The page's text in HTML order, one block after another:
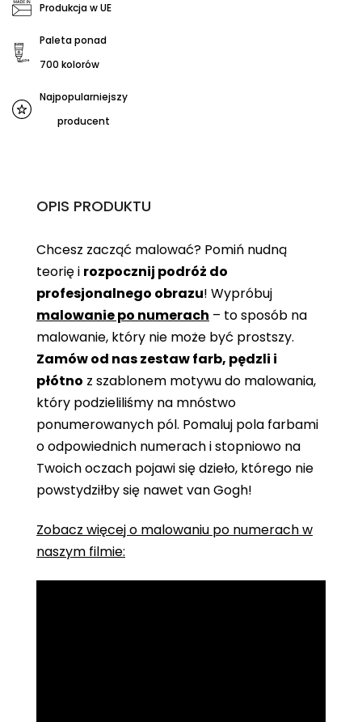
Produkcja w UE
Paleta ponad
700 kolorów
Najpopularniejszy
producent
OPIS PRODUKTU
Chcesz zacząć malować? Pomiń nudną
teorię i rozpocznij podróż do
profesjonalnego obrazu! Wypróbuj
malowanie po numerach – to sposób na
malowanie, który nie może być prostszy.
Zamów od nas zestaw farb, pędzli i
płótno z szablonem motywu do malowania,
który podzieliliśmy na mnóstwo
ponumerowanych pól. Pomaluj pola farbami
o odpowiednich numerach i stopniowo na
Twoich oczach pojawi się dzieło, którego nie
powstydziłby się nawet van Gogh!
Zobacz więcej o malowaniu po numerach w
naszym filmie: